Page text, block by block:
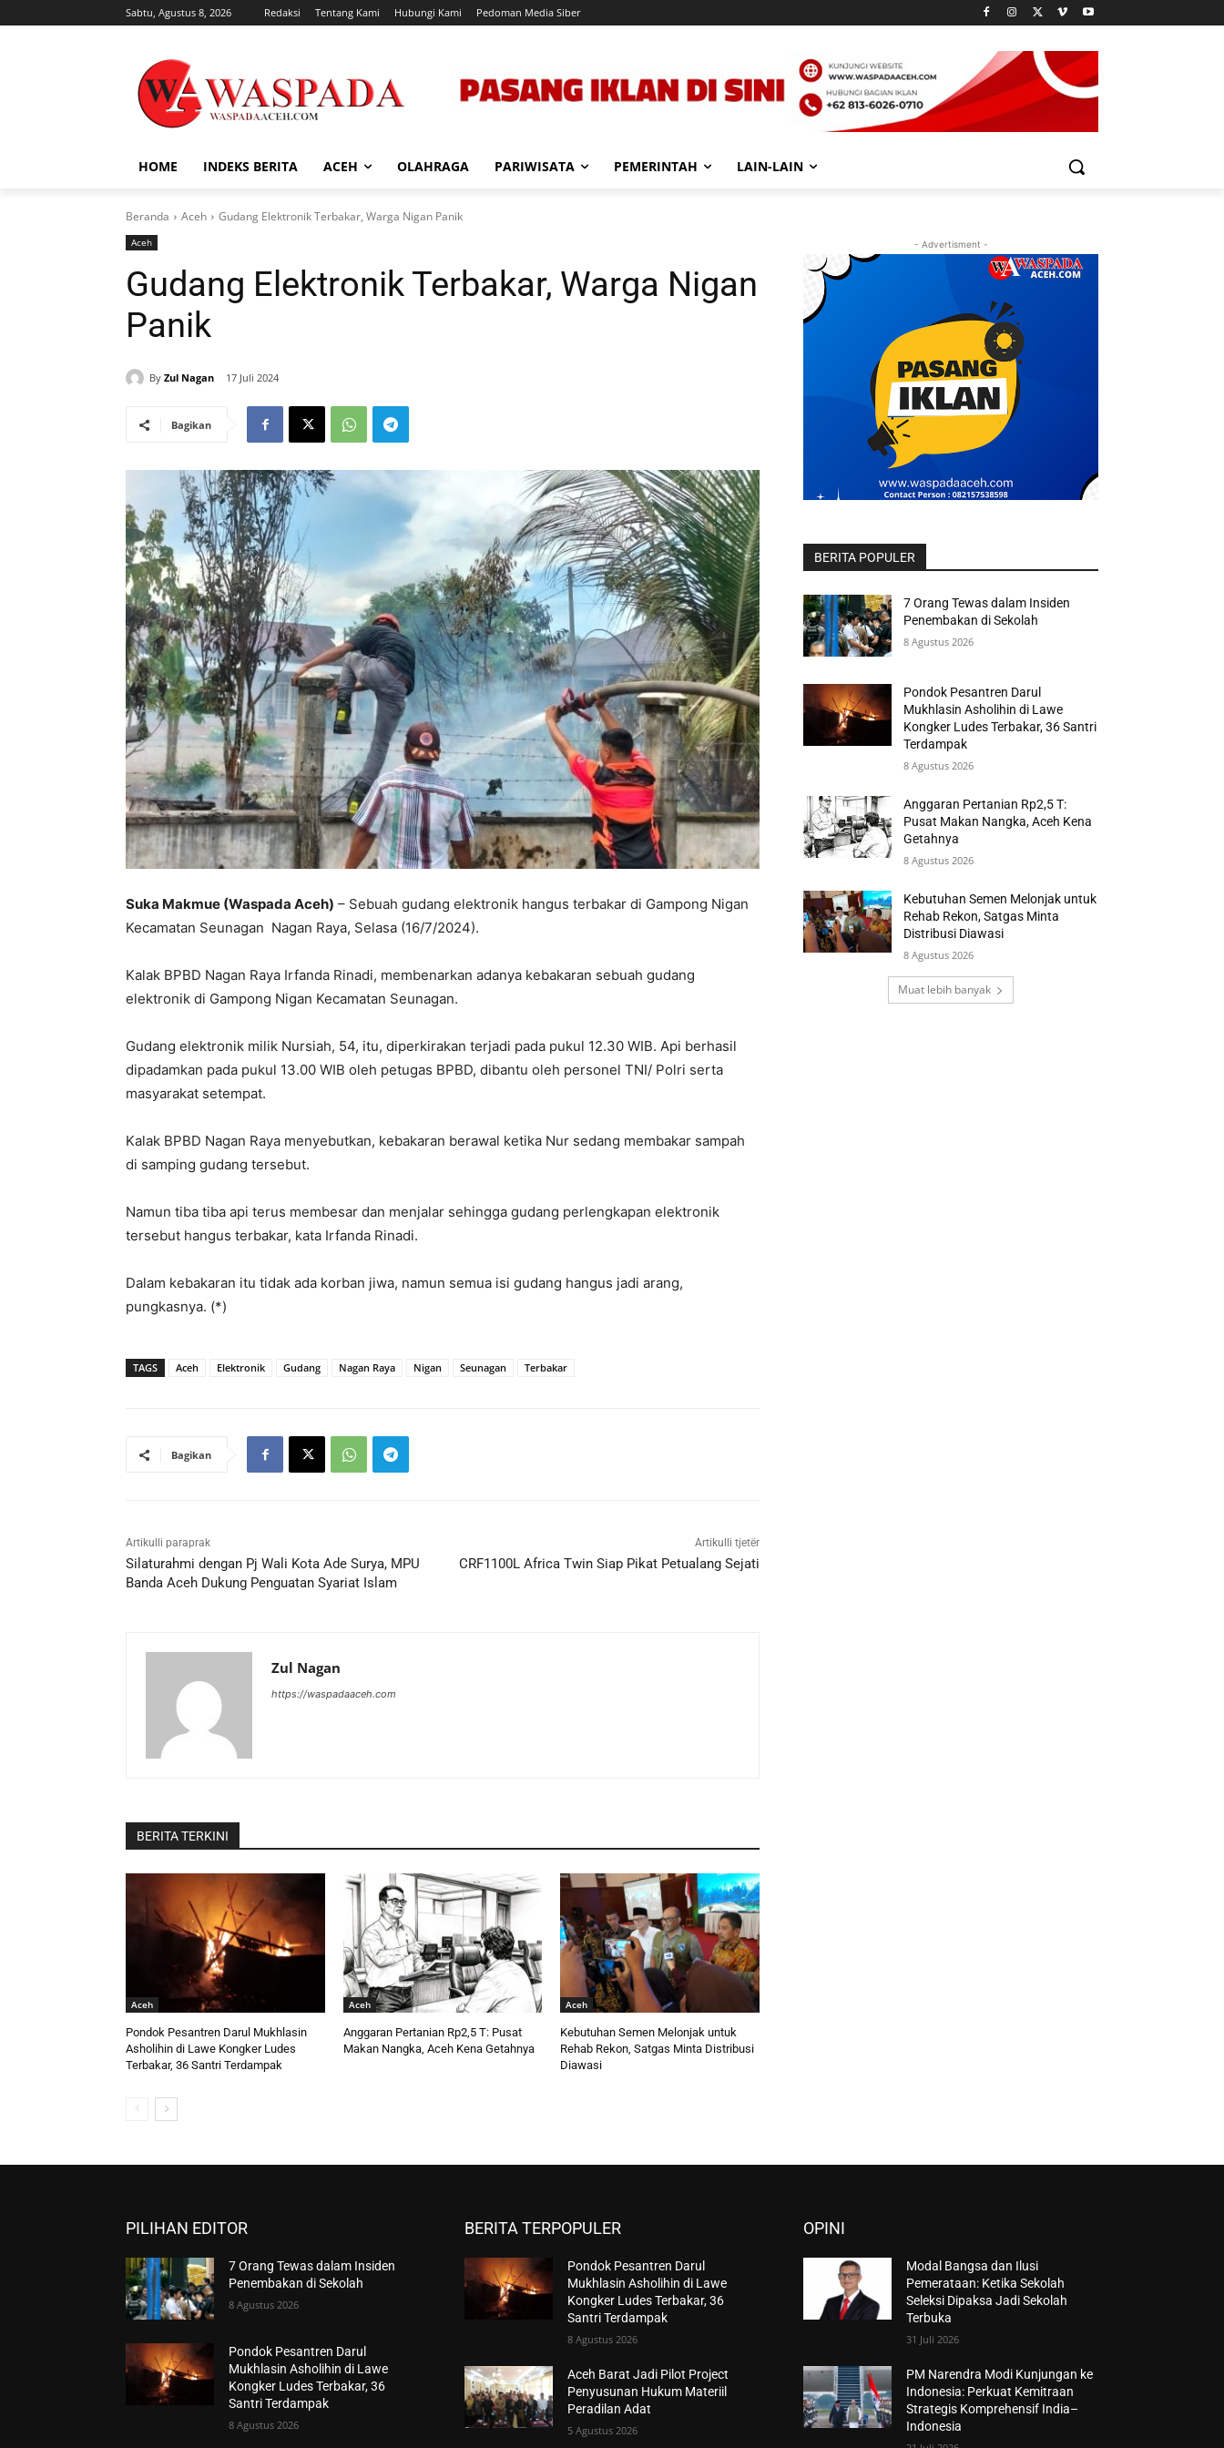
Sabtu, Agustus 8, 2026 Redaksi Tentang Kami Hubungi Kami Pedoman Media Siber
HOME INDEKS BERITA ACEH OLAHRAGA PARIWISATA PEMERINTAH LAIN-LAIN
Beranda Aceh Gudang Elektronik Terbakar, Warga Nigan Panik
Aceh
Gudang Elektronik Terbakar, Warga Nigan
Panik
By Zul Nagan 17 Juli 2024
Bagikan
Suka Makmue (Waspada Aceh) – Sebuah gudang elektronik hangus terbakar di Gampong Nigan
Kecamatan Seunagan Nagan Raya, Selasa (16/7/2024).
Kalak BPBD Nagan Raya Irfanda Rinadi, membenarkan adanya kebakaran sebuah gudang
elektronik di Gampong Nigan Kecamatan Seunagan.
Gudang elektronik milik Nursiah, 54, itu, diperkirakan terjadi pada pukul 12.30 WIB. Api berhasil
dipadamkan pada pukul 13.00 WIB oleh petugas BPBD, dibantu oleh personel TNI/ Polri serta
masyarakat setempat.
Kalak BPBD Nagan Raya menyebutkan, kebakaran berawal ketika Nur sedang membakar sampah
di samping gudang tersebut.
Namun tiba tiba api terus membesar dan menjalar sehingga gudang perlengkapan elektronik
tersebut hangus terbakar, kata Irfanda Rinadi.
Dalam kebakaran itu tidak ada korban jiwa, namun semua isi gudang hangus jadi arang,
pungkasnya. (*)
TAGS Aceh Elektronik Gudang Nagan Raya Nigan Seunagan Terbakar
Bagikan
Artikulli paraprak
Silaturahmi dengan Pj Wali Kota Ade Surya, MPU
Banda Aceh Dukung Penguatan Syariat Islam
Artikulli tjetër
CRF1100L Africa Twin Siap Pikat Petualang Sejati
Zul Nagan
https://waspadaaceh.com
BERITA TERKINI
Aceh
Pondok Pesantren Darul Mukhlasin
Asholihin di Lawe Kongker Ludes
Terbakar, 36 Santri Terdampak
Aceh
Anggaran Pertanian Rp2,5 T: Pusat
Makan Nangka, Aceh Kena Getahnya
Aceh
Kebutuhan Semen Melonjak untuk
Rehab Rekon, Satgas Minta Distribusi
Diawasi
- Advertisment -
BERITA POPULER
7 Orang Tewas dalam Insiden
Penembakan di Sekolah
8 Agustus 2026
Pondok Pesantren Darul
Mukhlasin Asholihin di Lawe
Kongker Ludes Terbakar, 36 Santri
Terdampak
8 Agustus 2026
Anggaran Pertanian Rp2,5 T:
Pusat Makan Nangka, Aceh Kena
Getahnya
8 Agustus 2026
Kebutuhan Semen Melonjak untuk
Rehab Rekon, Satgas Minta
Distribusi Diawasi
8 Agustus 2026
Muat lebih banyak
PILIHAN EDITOR
7 Orang Tewas dalam Insiden
Penembakan di Sekolah
8 Agustus 2026
Pondok Pesantren Darul
Mukhlasin Asholihin di Lawe
Kongker Ludes Terbakar, 36
Santri Terdampak
8 Agustus 2026
BERITA TERPOPULER
Pondok Pesantren Darul
Mukhlasin Asholihin di Lawe
Kongker Ludes Terbakar, 36
Santri Terdampak
8 Agustus 2026
Aceh Barat Jadi Pilot Project
Penyusunan Hukum Materiil
Peradilan Adat
5 Agustus 2026
OPINI
Modal Bangsa dan Ilusi
Pemerataan: Ketika Sekolah
Seleksi Dipaksa Jadi Sekolah
Terbuka
31 Juli 2026
PM Narendra Modi Kunjungan ke
Indonesia: Perkuat Kemitraan
Strategis Komprehensif India–
Indonesia